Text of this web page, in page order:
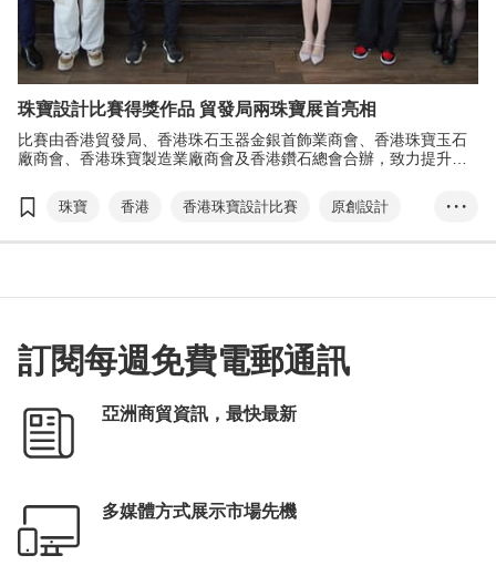
珠寶設計比賽得獎作品 貿發局兩珠寶展首亮相
比賽由香港貿發局、香港珠石玉器金銀首飾業商會、香港珠寶玉石
廠商會、香港珠寶製造業廠商會及香港鑽石總會合辦，致力提升本
製珠寶珍品。
珠寶 香港 香港珠寶設計比賽
原創設計
香港國際珠寶展
香港國際鑽石、寶石及珍珠展
• • •
訂閱每週免費電郵通訊
亞洲商貿資訊，最快最新
多媒體方式展示市場先機